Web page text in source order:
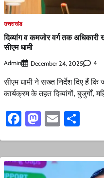
उत्तराखंड
दिव्यांग व कमजोर वर्ग तक
सीएम धामी
Admin December 24, 2025 4
सीएम धामी ने सख्त निर्देश दिए हैं
कार्यक्रम के तहत दिव्यांगों,
Facebook
Mastodon
Email